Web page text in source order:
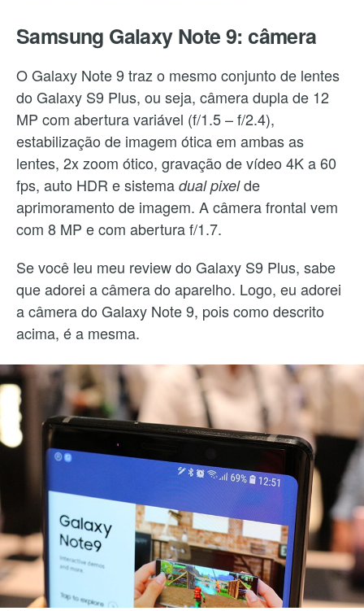
Samsung Galaxy Note 9: câmera
O Galaxy Note 9 traz o mesmo conjunto de lentes
do Galaxy S9 Plus, ou seja, câmera dupla de 12
MP com abertura variável (f/1.5 – f/2.4),
estabilização de imagem ótica em ambas as
lentes, 2x zoom ótico, gravação de vídeo 4K a 60
fps, auto HDR e sistema dual pixelde
aprimoramento de imagem. A câmera frontal vem
com 8 MP e com abertura f/1.7.
Se você leu meu review do Galaxy S9 Plus, sabe
que adorei a câmera do aparelho. Logo, eu adorei
a câmera do Galaxy Note 9, pois como descrito
acima, é a mesma.